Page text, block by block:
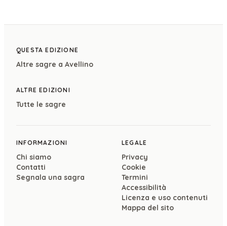
QUESTA EDIZIONE
Altre sagre a Avellino
ALTRE EDIZIONI
Tutte le sagre
INFORMAZIONI
Chi siamo
Contatti
Segnala una sagra
LEGALE
Privacy
Cookie
Termini
Accessibilità
Licenza e uso contenuti
Mappa del sito